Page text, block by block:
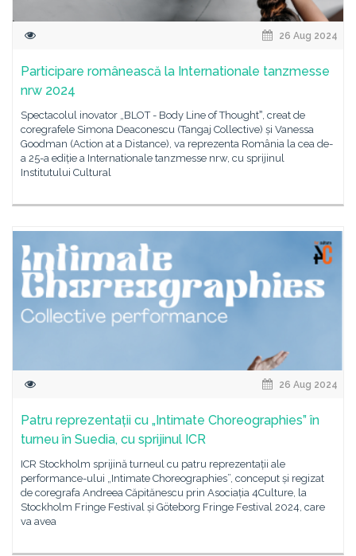
26 Aug 2024
Participare românească la Internationale tanzmesse
nrw 2024
Spectacolul inovator „BLOT - Body Line of Thoughtˮ, creat de
coregrafele Simona Deaconescu (Tangaj Collective) și Vanessa
Goodman (Action at a Distance), va reprezenta România la cea de-
a 25-a ediție a Internationale tanzmesse nrw, cu sprijinul
Institutului Cultural
26 Aug 2024
Patru reprezentații cu „Intimate Choreographies” în
turneu în Suedia, cu sprijinul ICR
ICR Stockholm sprijină turneul cu patru reprezentații ale
performance-ului „Intimate Choreographies”, conceput și regizat
de coregrafa Andreea Căpitănescu prin Asociația 4Culture, la
Stockholm Fringe Festival și Göteborg Fringe Festival 2024, care
va avea